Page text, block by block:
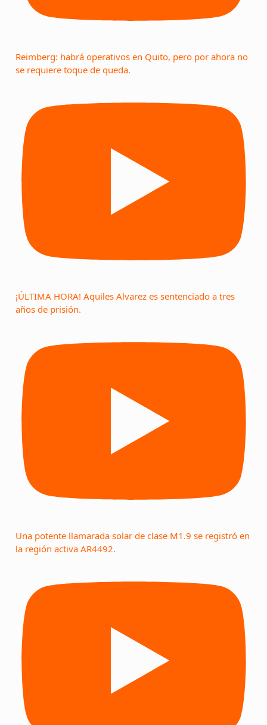
Reimberg: habrá operativos en Quito, pero por ahora no
se requiere toque de queda.
¡ÚLTIMA HORA! Aquiles Alvarez es sentenciado a tres
años de prisión.
Una potente llamarada solar de clase M1.9 se registró en
la región activa AR4492.